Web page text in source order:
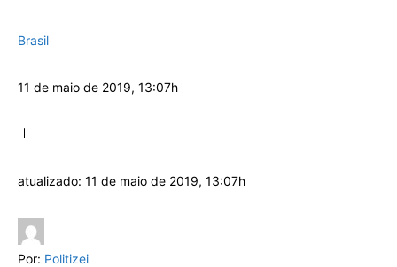
Brasil
11 de maio de 2019, 13:07h
atualizado: 11 de maio de 2019, 13:07h
Por: Politizei